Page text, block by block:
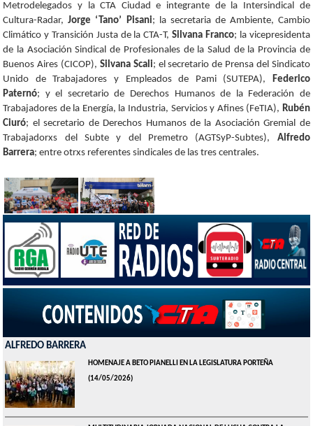
Metrodelegados y la CTA Ciudad e integrante de la Intersindical de
Cultura-Radar,Jorge ‘Tano’ Pisani; la secretaria de Ambiente, Cambio
Climático y Transición Justa de la CTA-T,Silvana Franco; la vicepresidenta
de la Asociación Sindical de Profesionales de la Salud de la Provincia de
Buenos Aires (CICOP), Silvana Scali; el secretario de Prensa del Sindicato
Unido de Trabajadores y Empleados de Pami (SUTEPA), Federico
Paternó; y el secretario de Derechos Humanos de la Federación de
Trabajadores de la Energía, la Industria, Servicios y Afines (FeTIA), Rubén
Ciuró; el secretario de Derechos Humanos de la Asociación Gremial de
Trabajadorxs del Subte y del Premetro (AGTSyP-Subtes), Alfredo
Barrera; entre otrxs referentes sindicales de las tres centrales.
ALFREDO BARRERA
HOMENAJE A BETO PIANELLI EN LA LEGISLATURA PORTEÑA
(14/05/2026)